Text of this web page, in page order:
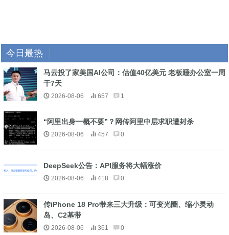
今日最热
马云投了家美国AI公司：估值40亿美元 老板睡办公室一周
干7天
2026-08-06 657 1
“阿里出身一概不要”？网传阿里中层求职遭封杀
2026-08-06 457 0
DeepSeek公告：API服务将大幅涨价
2026-08-06 418 0
传iPhone 18 Pro带来三大升级：可变光圈、缩小灵动
岛、C2基带
2026-08-06 361 0